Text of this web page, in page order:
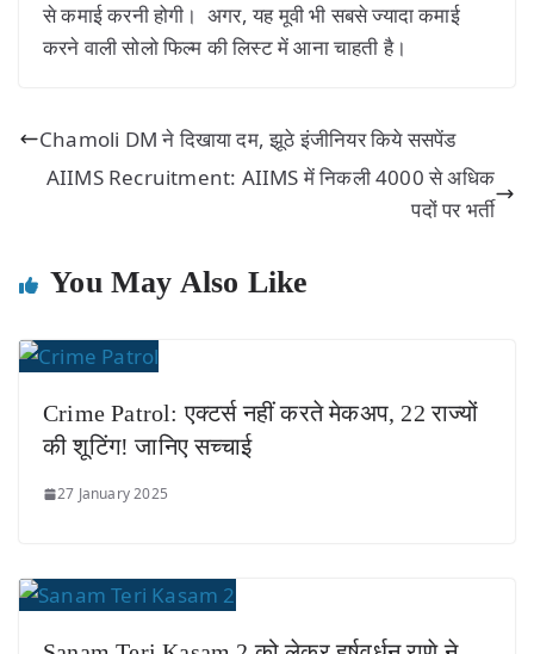
से कमाई करनी होगी। अगर, यह मूवी भी सबसे ज्यादा कमाई
करने वाली सोलो फिल्म की लिस्ट में आना चाहती है।
Chamoli DM ने दिखाया दम, झूठे इंजीनियर किये ससपेंड
AIIMS Recruitment: AIIMS में निकली 4000 से अधिक
पदों पर भर्ती
You May Also Like
Crime Patrol: एक्टर्स नहीं करते मेकअप, 22 राज्यों
की शूटिंग! जानिए सच्चाई
27 January 2025